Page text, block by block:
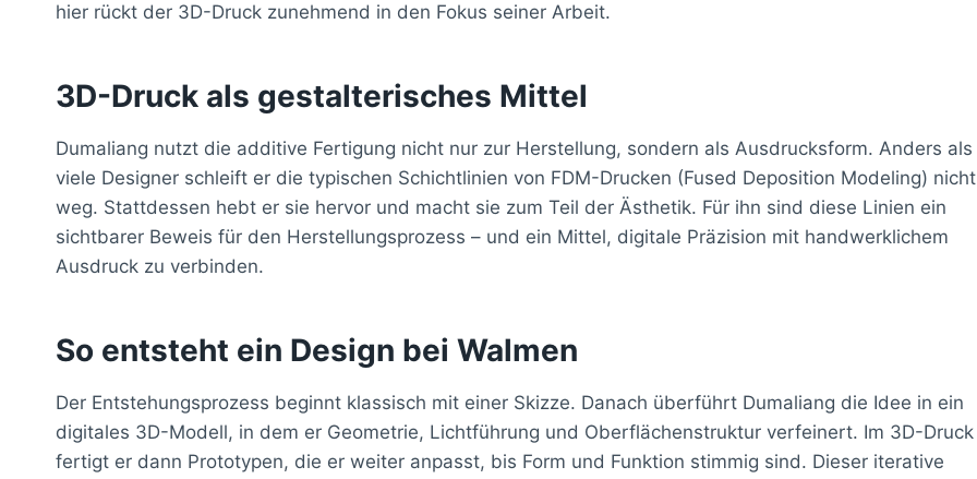
hier rückt der 3D-Druck zunehmend in den Fokus seiner Arbeit.
3D-Druck als gestalterisches Mittel
Dumaliang nutzt die additive Fertigung nicht nur zur Herstellung, sondern als Ausdrucksform. Anders als
viele Designer schleift er die typischen Schichtlinien von FDM-Drucken (Fused Deposition Modeling) nicht
weg. Stattdessen hebt er sie hervor und macht sie zum Teil der Ästhetik. Für ihn sind diese Linien ein
sichtbarer Beweis für den Herstellungsprozess – und ein Mittel, digitale Präzision mit handwerklichem
Ausdruck zu verbinden.
So entsteht ein Design bei Walmen
Der Entstehungsprozess beginnt klassisch mit einer Skizze. Danach überführt Dumaliang die Idee in ein
digitales 3D-Modell, in dem er Geometrie, Lichtführung und Oberflächenstruktur verfeinert. Im 3D-Druck
fertigt er dann Prototypen, die er weiter anpasst, bis Form und Funktion stimmig sind. Dieser iterative